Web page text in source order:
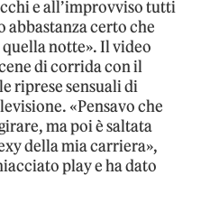
e all’improvviso tutti
abbastanza certo che
notte». Il video
di corrida con il
riprese sensuali di
«Pensavo che
ma poi è saltata
della mia carriera»,
play e ha dato